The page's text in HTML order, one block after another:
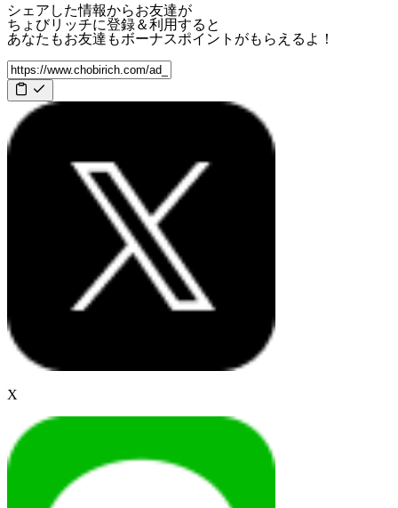
シェアした情報からお友達が
ちょびリッチに登録＆利用すると
あなたもお友達もボーナスポイント がもらえるよ！
X